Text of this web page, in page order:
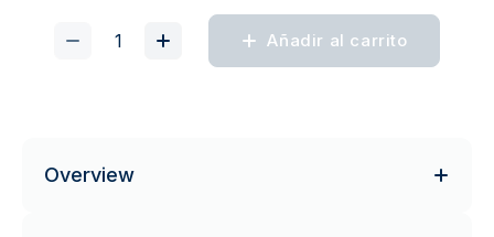
Añadir al carrito
Overview